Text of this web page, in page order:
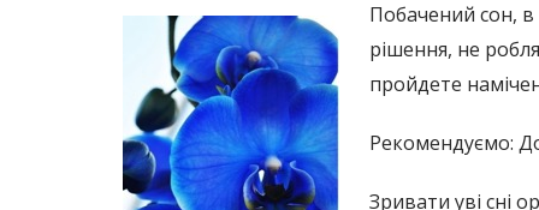
Побачений сон, в
рішення, не
пройдете
Рекомендуємо:
Зривати уві сні